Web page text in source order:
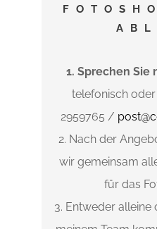
1. Sprechen Sie
telefonisch
2959765 /
2. Nach der
wir gemeinsam
für das
3. Entweder